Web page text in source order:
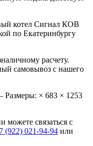
котел Сигнал КОВ
по Екатеринбургу
расчету.
самовывоз с нашего
Размеры: × 683 × 1253
можете связаться с
(922) 021-94-94 или